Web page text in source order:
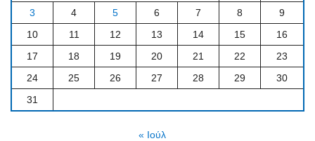
3
4 5 6 7 8
9
10
11 12 13 14 15
16
17
18 19 20 21 22
23
24
25 26 27 28 29
30
31
« Ιούλ